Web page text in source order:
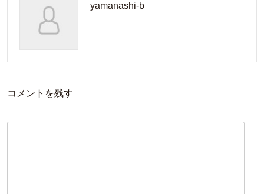
yamanashi-b
コメントを残す